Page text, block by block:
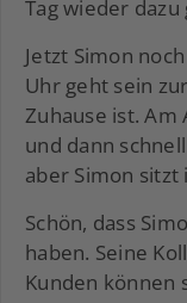
Tag wieder
Jetzt Simon
Uhr geht sein
Zuhause ist.
und dann
aber Simon sitzt
Schön, dass
haben. Seine
Kunden können